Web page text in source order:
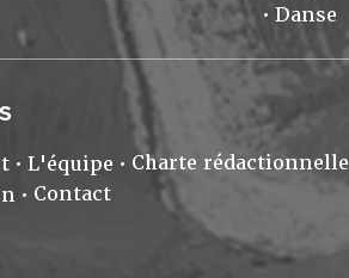
Danse
L'équipe
Charte rédactionnelle
Contact